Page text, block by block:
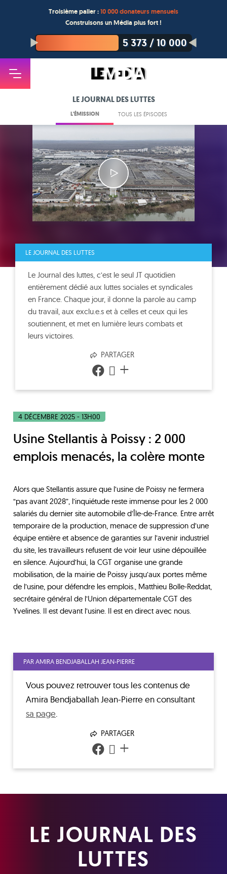
Troisième palier :10 000 donateurs mensuels
Construisons un Média plus fort !
5 373/10 000
LE JOURNAL DES LUTTES
L'ÉMISSION TOUS LES ÉPISODES
LE JOURNAL DES LUTTES
Le Journal des luttes, c’est le seul JT quotidien
entièrement dédié aux luttes sociales et syndicales
en France. Chaque jour, il donne la parole au camp
du travail, aux exclu.e.s et à celles et ceux qui les
soutiennent, et met en lumière leurs combats et
leurs victoires.
PARTAGER
+
4 DÉCEMBRE 2025 - 13H00
Usine Stellantis à Poissy : 2 000
emplois menacés, la colère monte
Alors que Stellantis assure que l’usine de Poissy ne fermera
“pas avant 2028”, l’inquiétude reste immense pour les 2 000
salariés du dernier site automobile d’Île-de-France. Entre arrêt
temporaire de la production, menace de suppression d’une
équipe entière et absence de garanties sur l’avenir industriel
du site, les travailleurs refusent de voir leur usine dépouillée
en silence. Aujourd’hui, la CGT organise une grande
mobilisation, de la mairie de Poissy jusqu’aux portes même
de l’usine, pour défendre les emplois., Matthieu Bolle-Reddat,
secrétaire général de l’Union départementale CGT des
Yvelines. Il est devant l’usine. Il est en direct avec nous.
PAR AMIRA BENDJABALLAH JEAN-PIERRE
Vous pouvez retrouver tous les contenus de
Amira Bendjaballah Jean-Pierre en consultant
sa page
PARTAGER
+
LE JOURNAL DES
LUTTES